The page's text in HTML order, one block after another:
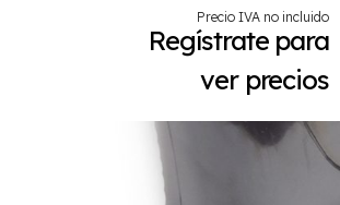
Precio IVA no incluido
Regístrate para
ver precios